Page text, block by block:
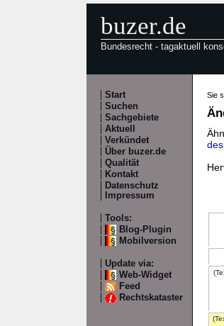
buzer.de
Bundesrecht - tagaktuell
Start
Suchen
Sachgebiete
Aktuell
Verkündet
Über buzer.de
Qualität
Kontakt
Datenschutz
Impressum
Tools:
Blog-Plugin
Mobilversion
Update via:
Web-Widget
Feed
Rechtskataster
Sie